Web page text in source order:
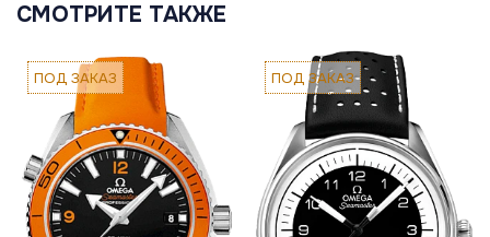
СМОТРИТЕ ТАКЖЕ
ПОД ЗАКАЗ ПОД ЗАКАЗ